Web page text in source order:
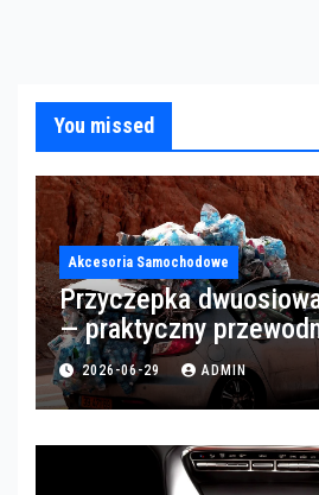
You missed
Akcesoria Samochodowe
Przyczepka
— praktyczny
2026-06-29 ADMIN